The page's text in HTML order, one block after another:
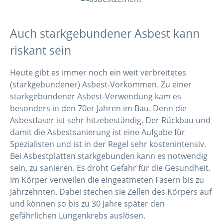
Auch starkgebundener Asbest kann
riskant sein
Heute gibt es immer noch ein weit verbreitetes
(starkgebundener) Asbest-Vorkommen. Zu einer
starkgebundener Asbest-Verwendung kam es
besonders in den 70er Jahren im Bau. Denn die
Asbestfaser ist sehr hitzebeständig. Der Rückbau und
damit die Asbestsanierung ist eine Aufgabe für
Spezialisten und ist in der Regel sehr kostenintensiv.
Bei Asbestplatten starkgebunden kann es notwendig
sein, zu sanieren. Es droht Gefahr für die Gesundheit.
Im Körper verweilen die eingeatmeten Fasern bis zu
Jahrzehnten. Dabei stechen sie Zellen des Körpers auf
und können so bis zu 30 Jahre später den
gefährlichen Lungenkrebs auslösen.